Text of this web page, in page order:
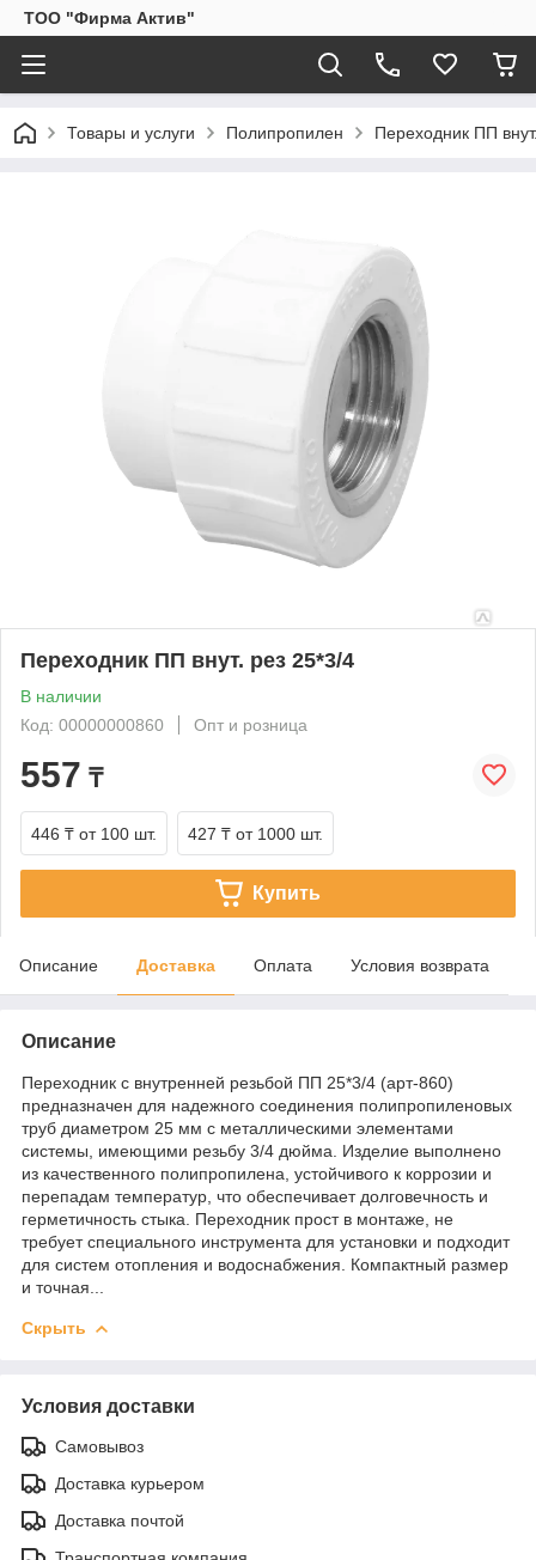
ТОО "Фирма Актив"
Товары и услуги Полипропилен Переходник ПП
Переходник ПП внут. рез 25*3/4
В наличии
Код: 00000000860
Опт и розница
557 ₸
446 ₸ от 100 шт. 427 ₸ от 1000 шт.
Купить
Описание Доставка Оплата Условия возврата
Описание
Переходник с внутренней резьбой ПП 25*3/4 (арт-860)
предназначен для надежного соединения полипропиленовых
труб диаметром 25 мм с металлическими элементами
системы, имеющими резьбу 3/4 дюйма. Изделие выполнено
из качественного полипропилена, устойчивого к коррозии и
перепадам температур, что обеспечивает долговечность и
герметичность стыка. Переходник прост в монтаже, не
требует специального инструмента для установки и подходит
для систем отопления и водоснабжения. Компактный размер
и точная...
Скрыть
Условия доставки
Самовывоз
Доставка курьером
Доставка почтой